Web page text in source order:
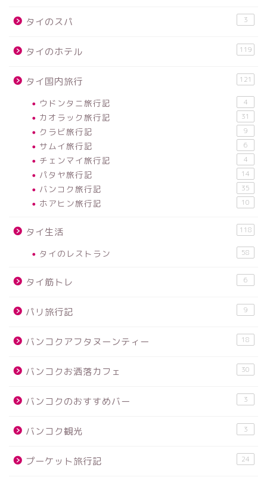
タイのスパ 3
タイのホテル 119
タイ国内旅行 121
ウドンタニ旅行記 4
カオラック旅行記 31
クラビ旅行記 9
サムイ旅行記 6
チェンマイ旅行記 4
パタヤ旅行記 14
バンコク旅行記 35
ホアヒン旅行記 10
タイ生活 118
タイのレストラン 58
タイ筋トレ 6
パリ旅行記 9
バンコクアフタヌーンティー 18
バンコクお洒落カフェ 30
バンコクのおすすめバー 3
バンコク観光 3
プーケット旅行記 24